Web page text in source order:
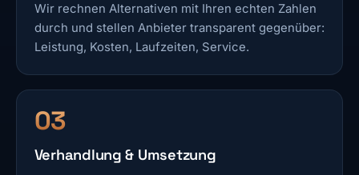
Wir rechnen Alternativen mit Ihren echten Zahlen
durch und stellen Anbieter transparent gegenüber:
Leistung, Kosten, Laufzeiten, Service.
Verhandlung & Umsetzung